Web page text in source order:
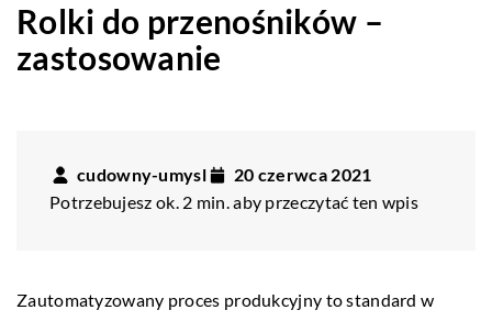
Rolki do przenośników –
zastosowanie
cudowny-umysl
20 czerwca 2021
Potrzebujesz ok. 2 min. aby przeczytać ten wpis
Zautomatyzowany proces produkcyjny to standard w